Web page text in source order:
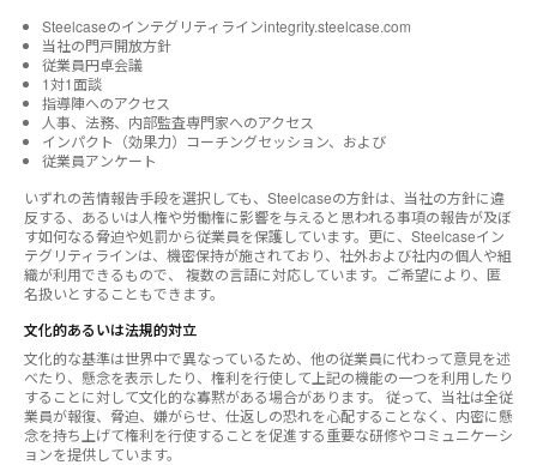
Steelcaseのインテグリティラインintegrity.steelcase.com
当社の門戸開放方針
従業員円卓会議
1対1面談
指導陣へのアクセス
人事、法務、内部監査専門家へのアクセス
インパクト（効果力）コーチングセッション、および
従業員アンケート
いずれの苦情報告手段を選択しても、Steelcaseの方針は、当社の方針に違
反する、あるいは人権や労働権に影響を与えると思われる事項の報告が及ぼ
す如何なる脅迫や処罰から従業員を保護しています。更に、Steelcaseイン
テグリティラインは、機密保持が施されており、社外および社内の個人や組
織が利用できるもので、 複数の言語に対応しています。ご希望により、匿
名扱いとすることもできます。
文化的あるいは法規的対立
文化的な基準は世界中で異なっているため、他の従業員に代わって意見を述
べたり、懸念を表示したり、権利を行使して上記の機能の一つを利用したり
することに対して文化的な寡黙がある場合があります。 従って、当社は全従
業員が報復、脅迫、嫌がらせ、仕返しの恐れを心配することなく、内密に懸
念を持ち上げて権利を行使することを促進する重要な研修やコミュニケーシ
ョンを提供しています。